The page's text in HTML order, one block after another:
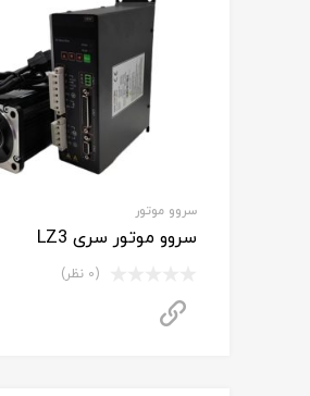
سروو موتور
سروو موتور سری LZ3
(0 نظر)